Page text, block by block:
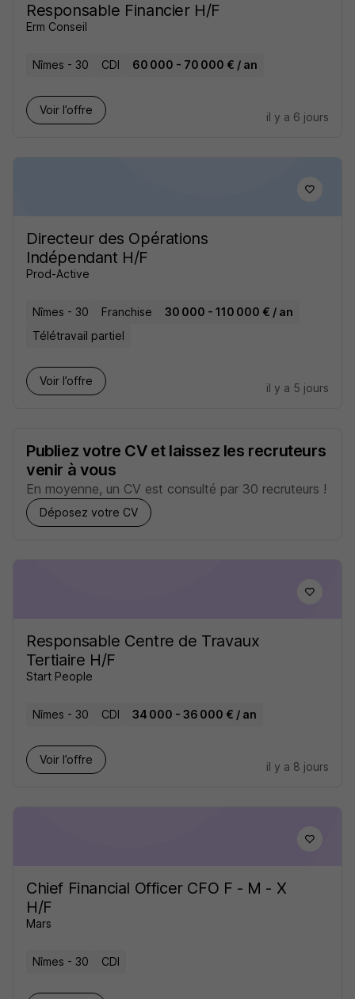
Responsable Financier H/F
Erm Conseil
Nîmes - 30 CDI 60 000 - 70 000 € / an
Voir l’offre
il y a 6 jours
Directeur des Opérations
Indépendant H/F
Prod-Active
Nîmes - 30 Franchise
30 000 - 110 000 € / an
Télétravail partiel
Voir l’offre
il y a 5 jours
Publiez votre CV et laissez les recruteurs
venir à vous
En moyenne, un CV est consulté par 30 recruteurs !
Déposez votre CV
Responsable Centre de Travaux
Tertiaire H/F
Start People
Nîmes - 30 CDI 34 000 - 36 000 € / an
Voir l’offre
il y a 8 jours
Chief Financial Officer CFO F - M - X
H/F
Mars
Nîmes - 30 CDI